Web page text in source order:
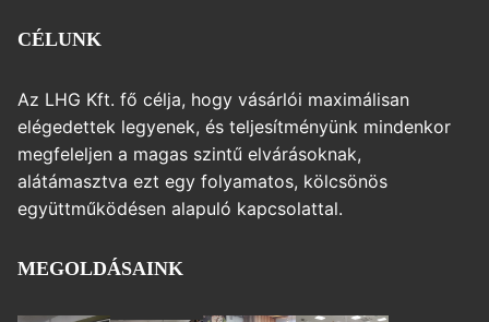
CÉLUNK
Az LHG Kft. fő célja, hogy vásárlói maximálisan
elégedettek legyenek, és teljesítményünk mindenkor
megfeleljen a magas szintű elvárásoknak,
alátámasztva ezt egy folyamatos, kölcsönös
együttműködésen alapuló kapcsolattal.
MEGOLDÁSAINK